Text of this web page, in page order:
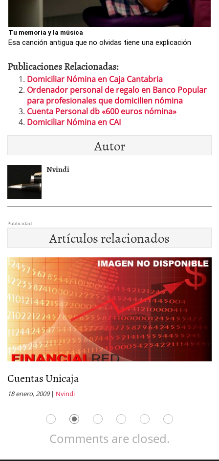
Tu memoria y la música
Esa canción antigua que no olvidas tiene una explicación
Publicaciones Relacionadas:
Domiciliar Nómina en Caja Cantabria
Ordenador personal de regalo en Banco Popular
para profesionales que domicilien nómina
Cuenta Personal db «600 euros nómina»
Domiciliar Nómina en CAI
Autor
Nvindi
Publicidad
Artículos relacionados
Cuentas Unicaja
18 enero, 2009| Nvindi
Comments are closed.